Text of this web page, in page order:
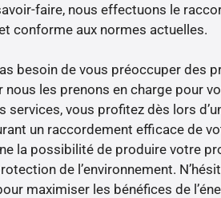
faire, nous effectuons le
conforme aux normes actuelles.
besoin de vous préoccuper des
les prenons en charge pour
services, vous profitez dès lors
un raccordement efficace de
la possibilité de produire votre
de l’environnement.
maximiser les bénéfices de